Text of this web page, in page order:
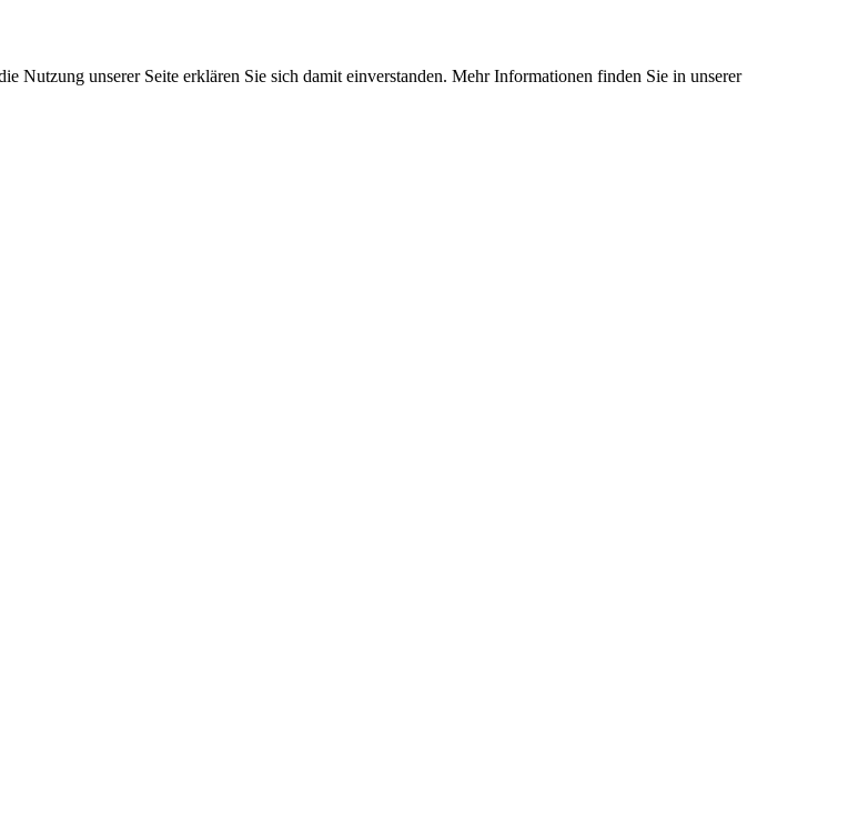
Nutzung unserer Seite erklären Sie sich damit einverstanden. Mehr Informationen finden Sie in unserer